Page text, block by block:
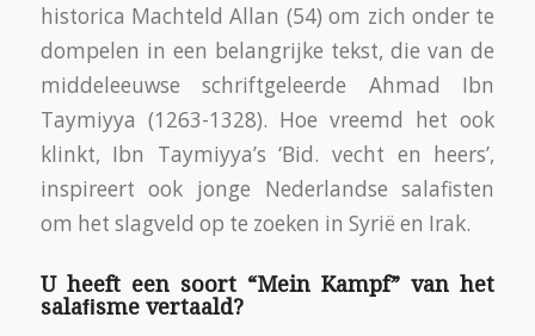
historica Machteld Allan (54) om zich onder te
dompelen in een belangrijke tekst, die van de
middeleeuwse schriftgeleerde Ahmad Ibn
Taymiyya (1263-1328). Hoe vreemd het ook
klinkt, Ibn Taymiyya’s ‘Bid. vecht en heers’,
inspireert ook jonge Nederlandse salafisten
om het slagveld op te zoeken in Syrië en Irak.
U heeft een soort “Mein Kampf” van het
salaﬁsme vertaald?